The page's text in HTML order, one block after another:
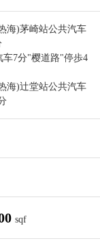
海)茅崎站公共汽车
车7分"樱道路"停歩4
海)辻堂站公共汽车
sqf